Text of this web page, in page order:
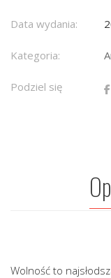
Data wydania:
Kategoria:
Podziel się
Wolność to